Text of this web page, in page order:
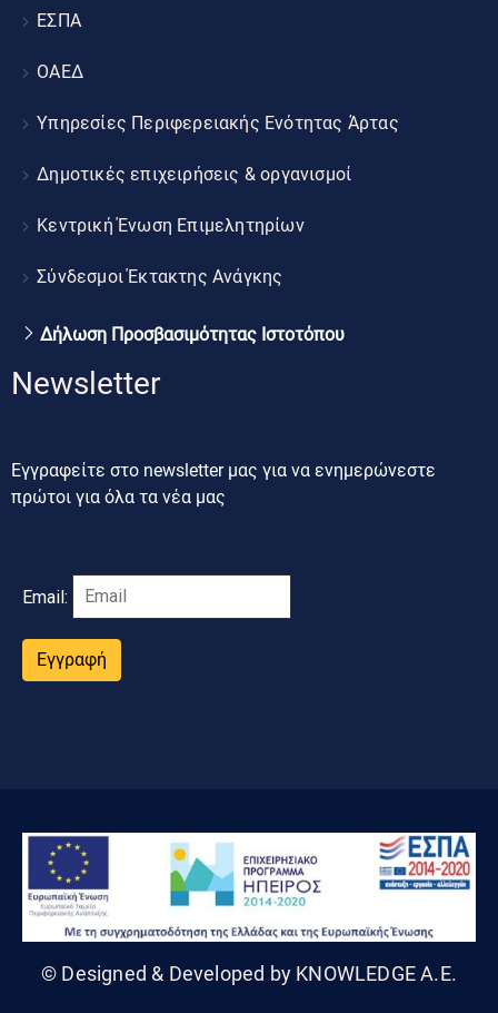
ΕΣΠΑ
ΟΑΕΔ
Υπηρεσίες Περιφερειακής Ενότητας Άρτας
Δημοτικές επιχειρήσεις & οργανισμοί
Κεντρική Ένωση Επιμελητηρίων
Σύνδεσμοι Έκτακτης Ανάγκης
Δήλωση Προσβασιμότητας Ιστοτόπου
Newsletter
Εγγραφείτε στο newsletter μας για να ενημερώνεστε
πρώτοι για όλα τα νέα μας
Email:
Εγγραφή
© Designed & Developed by KNOWLEDGE A.E.